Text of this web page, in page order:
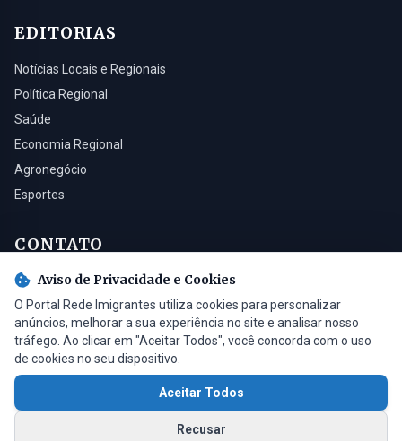
EDITORIAS
Notícias Locais e Regionais
Política Regional
Saúde
Economia Regional
Agronegócio
Esportes
CONTATO
Turvo - SC, 88930-000
(48) 3525-0321
contato@radioimigrantes.com.br
porSaimon Bardini
Aviso de Privacidade e Cookies
O Portal Rede Imigrantes utiliza cookies para personalizar
anúncios, melhorar a sua experiência no site e analisar nosso
tráfego. Ao clicar em "Aceitar Todos", você concorda com o uso
de cookies no seu dispositivo.
Recusar
Aceitar Todos